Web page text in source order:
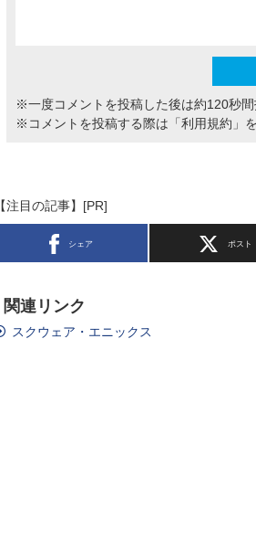
※一度コメントを投稿した後は約120秒
※コメントを投稿する際は 「利用規約」
【注目の記事】[PR]
シェア ポスト
関連リンク
スクウェア・エニックス